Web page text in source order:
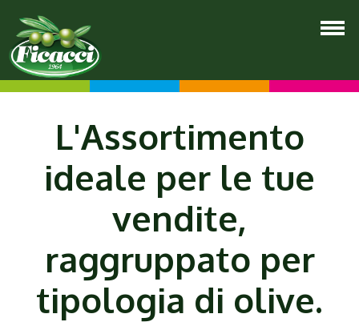
L'Assortimento
ideale per le tue
vendite,
raggruppato per
tipologia di olive.